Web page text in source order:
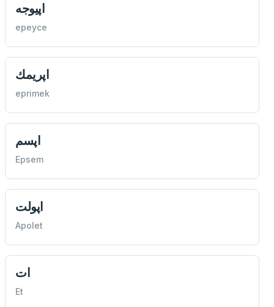
اپيوجه
epeyce
اپريمك
eprimek
اپسم
Epsem
اپولت
Apolet
ات
Et